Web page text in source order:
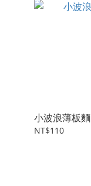
小波浪薄板麵
NT$110